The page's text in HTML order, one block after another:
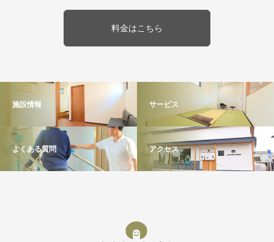
料金はこちら
施設情報 サービス
よくある質問 アクセス